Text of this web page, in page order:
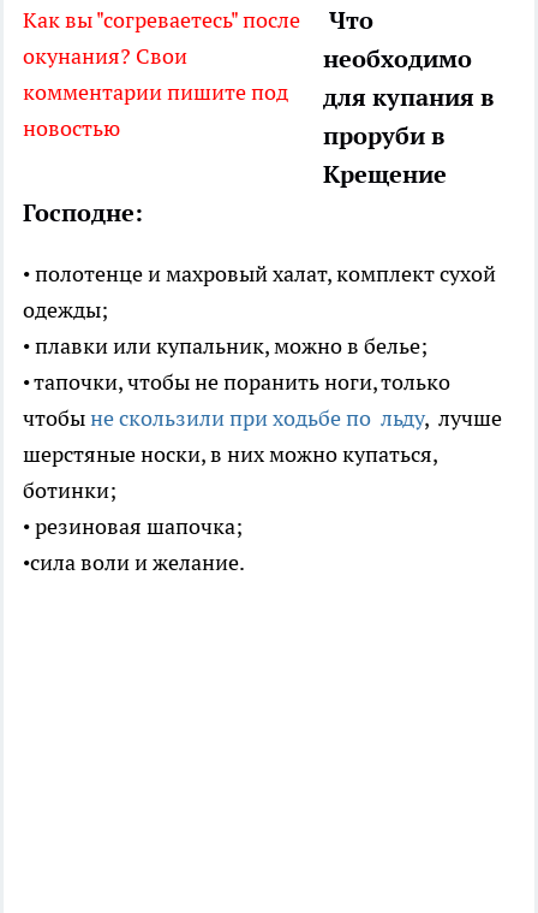
Как вы "согреваетесь" после
окунания? Свои
комментарии пишите под
новостью
Что
необходимо
для купания в
проруби в
Крещение
Господне:
• полотенце и махровый халат, комплект сухой
одежды;
• плавки или купальник, можно в белье;
• тапочки, чтобы не поранить ноги, только
чтобыне скользили при ходьбе по льду, лучше
шерстяные носки, в них можно купаться,
ботинки;
• резиновая шапочка;
•сила воли и желание.